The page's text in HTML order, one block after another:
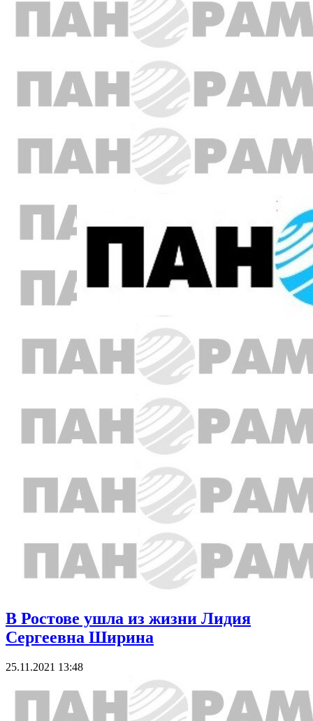
В Ростове ушла из жизни Лидия
Сергеевна Ширина
25.11.2021 13:48